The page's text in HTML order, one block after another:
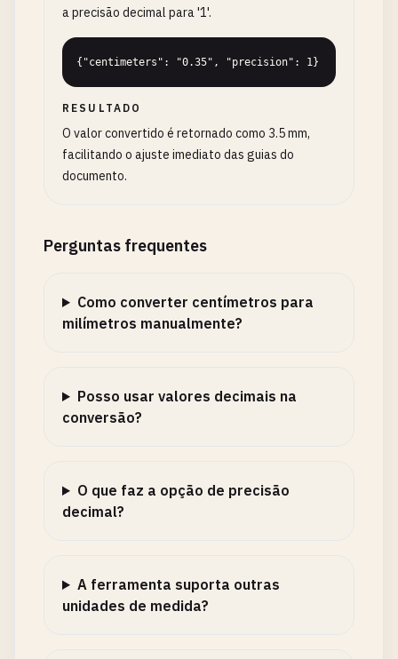
a precisão decimal para '1'.
{"centimeters": "0.35", "precision": 1}
RESULTADO
O valor convertido é retornado como 3.5 mm,
facilitando o ajuste imediato das guias do
documento.
Perguntas frequentes
Como converter centímetros para
milímetros manualmente?
Posso usar valores decimais na
conversão?
O que faz a opção de precisão
decimal?
A ferramenta suporta outras
unidades de medida?